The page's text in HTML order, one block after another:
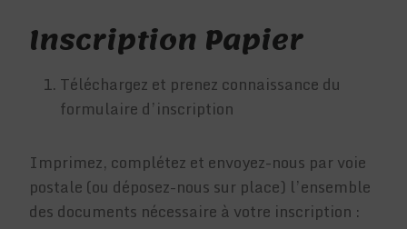
Inscription Papier
Téléchargez et prenez connaissance du
formulaire d’inscription
Imprimez, complétez et envoyez-nous par voie
postale (ou déposez-nous sur place) l’ensemble
des documents nécessaire à votre inscription :